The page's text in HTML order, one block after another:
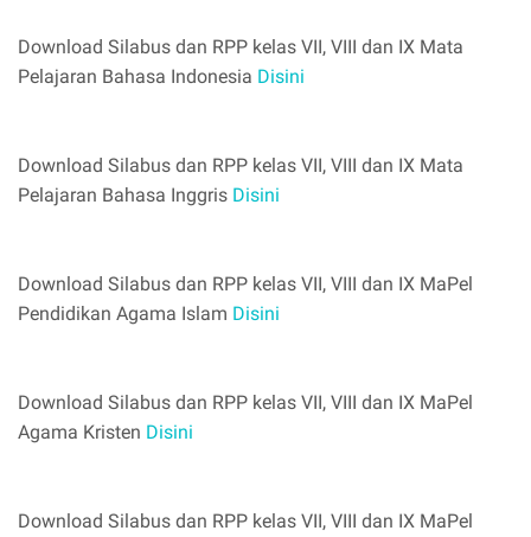
Download Silabus dan RPP kelas VII, VIII dan IX Mata
Pelajaran Bahasa Indonesia Disini
Download Silabus dan RPP kelas VII, VIII dan IX Mata
Pelajaran Bahasa Inggris Disini
Download Silabus dan RPP kelas VII, VIII dan IX MaPel
Pendidikan Agama Islam Disini
Download Silabus dan RPP kelas VII, VIII dan IX MaPel
Agama Kristen Disini
Download Silabus dan RPP kelas VII, VIII dan IX MaPel